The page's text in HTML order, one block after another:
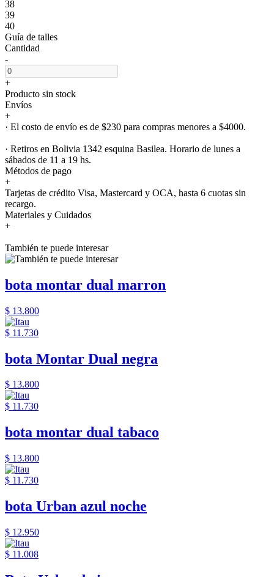
38
39
40
Guía de talles
Cantidad
-
+
Producto sin stock
Envíos
+
· El costo de envío es de $230 para compras menores a $4000.
· Retiros en Bolivia 1342 esquina Basilea. Horario de lunes a
sábados de 11 a 19 hs.
Métodos de pago
+
Tarjetas de crédito Visa, Mastercard y OCA, hasta 6 cuotas sin
recargo.
Materiales y Cuidados
+
También te puede interesar
bota montar dual marron
$ 13.800
$ 11.730
bota Montar Dual negra
$ 13.800
$ 11.730
bota montar dual tabaco
$ 13.800
$ 11.730
bota Urban azul noche
$ 12.950
$ 11.008